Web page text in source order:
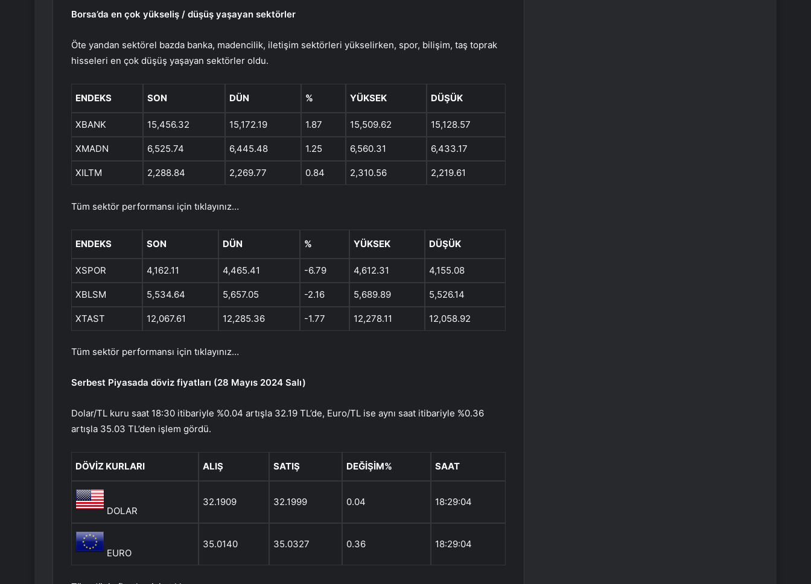
Borsa’da en çok yükseliş / düşüş yaşayan sektörler
Öte yandan sektörel bazda banka, madencilik, iletişim sektörleri yükselirken, spor, bilişim, taş toprak
hisseleri en çok düşüş yaşayan sektörler oldu.
ENDEKS SON DÜN % YÜKSEK DÜŞÜK
XBANK 15,456.32 15,172.19 1.87 15,509.62 15,128.57
XMADN 6,525.74 6,445.48 1.25 6,560.31 6,433.17
XILTM 2,288.84 2,269.77 0.84 2,310.56 2,219.61
Tüm sektör performansı için tıklayınız…
ENDEKS SON DÜN % YÜKSEK DÜŞÜK
XSPOR 4,162.11 4,465.41 -6.79 4,612.31 4,155.08
XBLSM 5,534.64 5,657.05 -2.16 5,689.89 5,526.14
XTAST 12,067.61 12,285.36 -1.77 12,278.11 12,058.92
Tüm sektör performansı için tıklayınız…
Serbest Piyasada döviz fiyatları (28 Mayıs 2024 Salı)
Dolar/TL kuru saat 18:30 itibariyle %0.04 artışla 32.19 TL’de, Euro/TL ise aynı saat itibariyle %0.36
artışla 35.03 TL’den işlem gördü.
DÖVİZ KURLARI ALIŞ SATIŞ DEĞİŞİM% SAAT
DOLAR
32.1909 32.1999 0.04 18:29:04
EURO
35.0140 35.0327 0.36 18:29:04